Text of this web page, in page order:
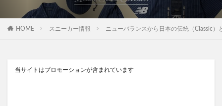
HOME スニーカー情報 ニューバランスから日本の伝統（Classic
当サイトはプロモーションが含まれています